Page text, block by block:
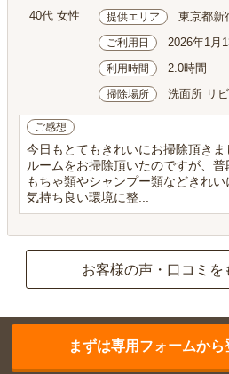
40代 女性 提供エリア 東京都新
ご利用日 2026年1月
利用時間 2.0時間
掃除場所 洗面所 リ
ご感想
今日もとてもきれいにお掃除頂き
ルームをお掃除頂いたのですが、
もちゃ類やシャンプー類などきれ
気持ち良い環境に整...
お客様の声・口コミを
まずは専用フォームから